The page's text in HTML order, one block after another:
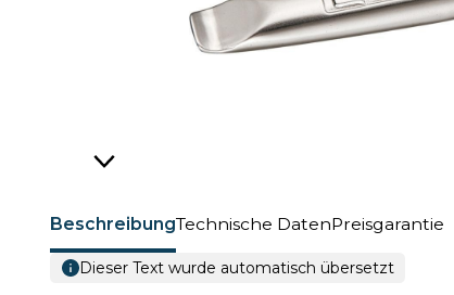
BeschreibungTechnische DatenPreisgarantie
Dieser Text wurde automatisch übersetzt